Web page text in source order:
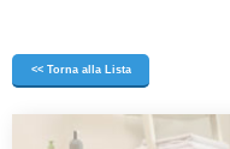
<< Torna alla Lista